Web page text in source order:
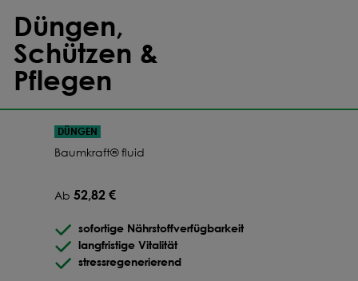
Düngen,
Schützen &
Pflegen
DÜNGEN
Baumkraft® fluid
Ab 52,82 €
sofortige Nährstoffverfügbarkeit
langfristige Vitalität
stressregenerierend